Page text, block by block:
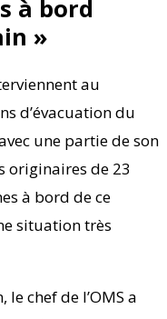
à bord
»
au
d’évacuation du
une partie de son
originaires de 23
à bord de ce
situation très
chef de l’OMS a